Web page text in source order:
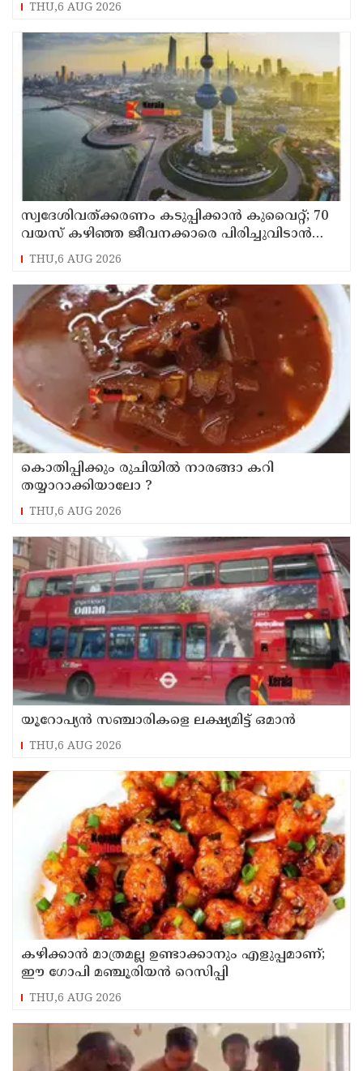
THU,6 AUG 2026
സ്വദേശിവത്ക്കരണം കടുപ്പിക്കാന്‍ കുവൈറ്റ്; 70
വയസ് കഴിഞ്ഞ ജീവനക്കാരെ പിരിച്ചുവിടാന്‍
തീരുമാനം
THU,6 AUG 2026
കൊതിപ്പിക്കും രുചിയിൽ നാരങ്ങാ കറി
തയ്യാറാക്കിയാലോ ?
THU,6 AUG 2026
യൂറോപ്യന്‍ സഞ്ചാരികളെ ലക്ഷ്യമിട്ട് ഒമാന്‍
THU,6 AUG 2026
കഴിക്കാൻ മാത്രമല്ല ഉണ്ടാക്കാനും എളുപ്പമാണ്;
ഈ ഗോപി മഞ്ചൂരിയൻ റെസിപ്പി
THU,6 AUG 2026